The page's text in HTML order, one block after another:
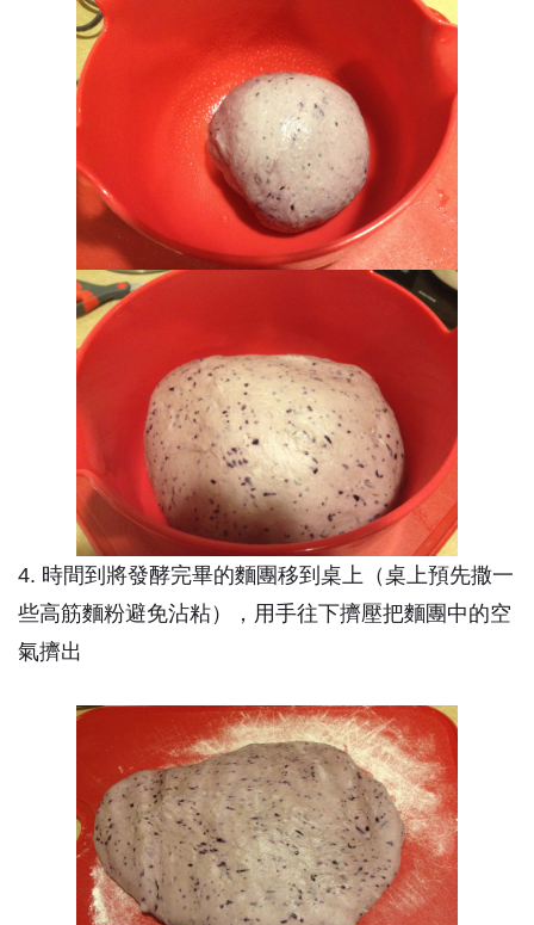
4. 時間到將發酵完畢的麵團移到桌上（桌上預先撒一
些高筋麵粉避免沾粘），用手往下擠壓把麵團中的空
氣擠出